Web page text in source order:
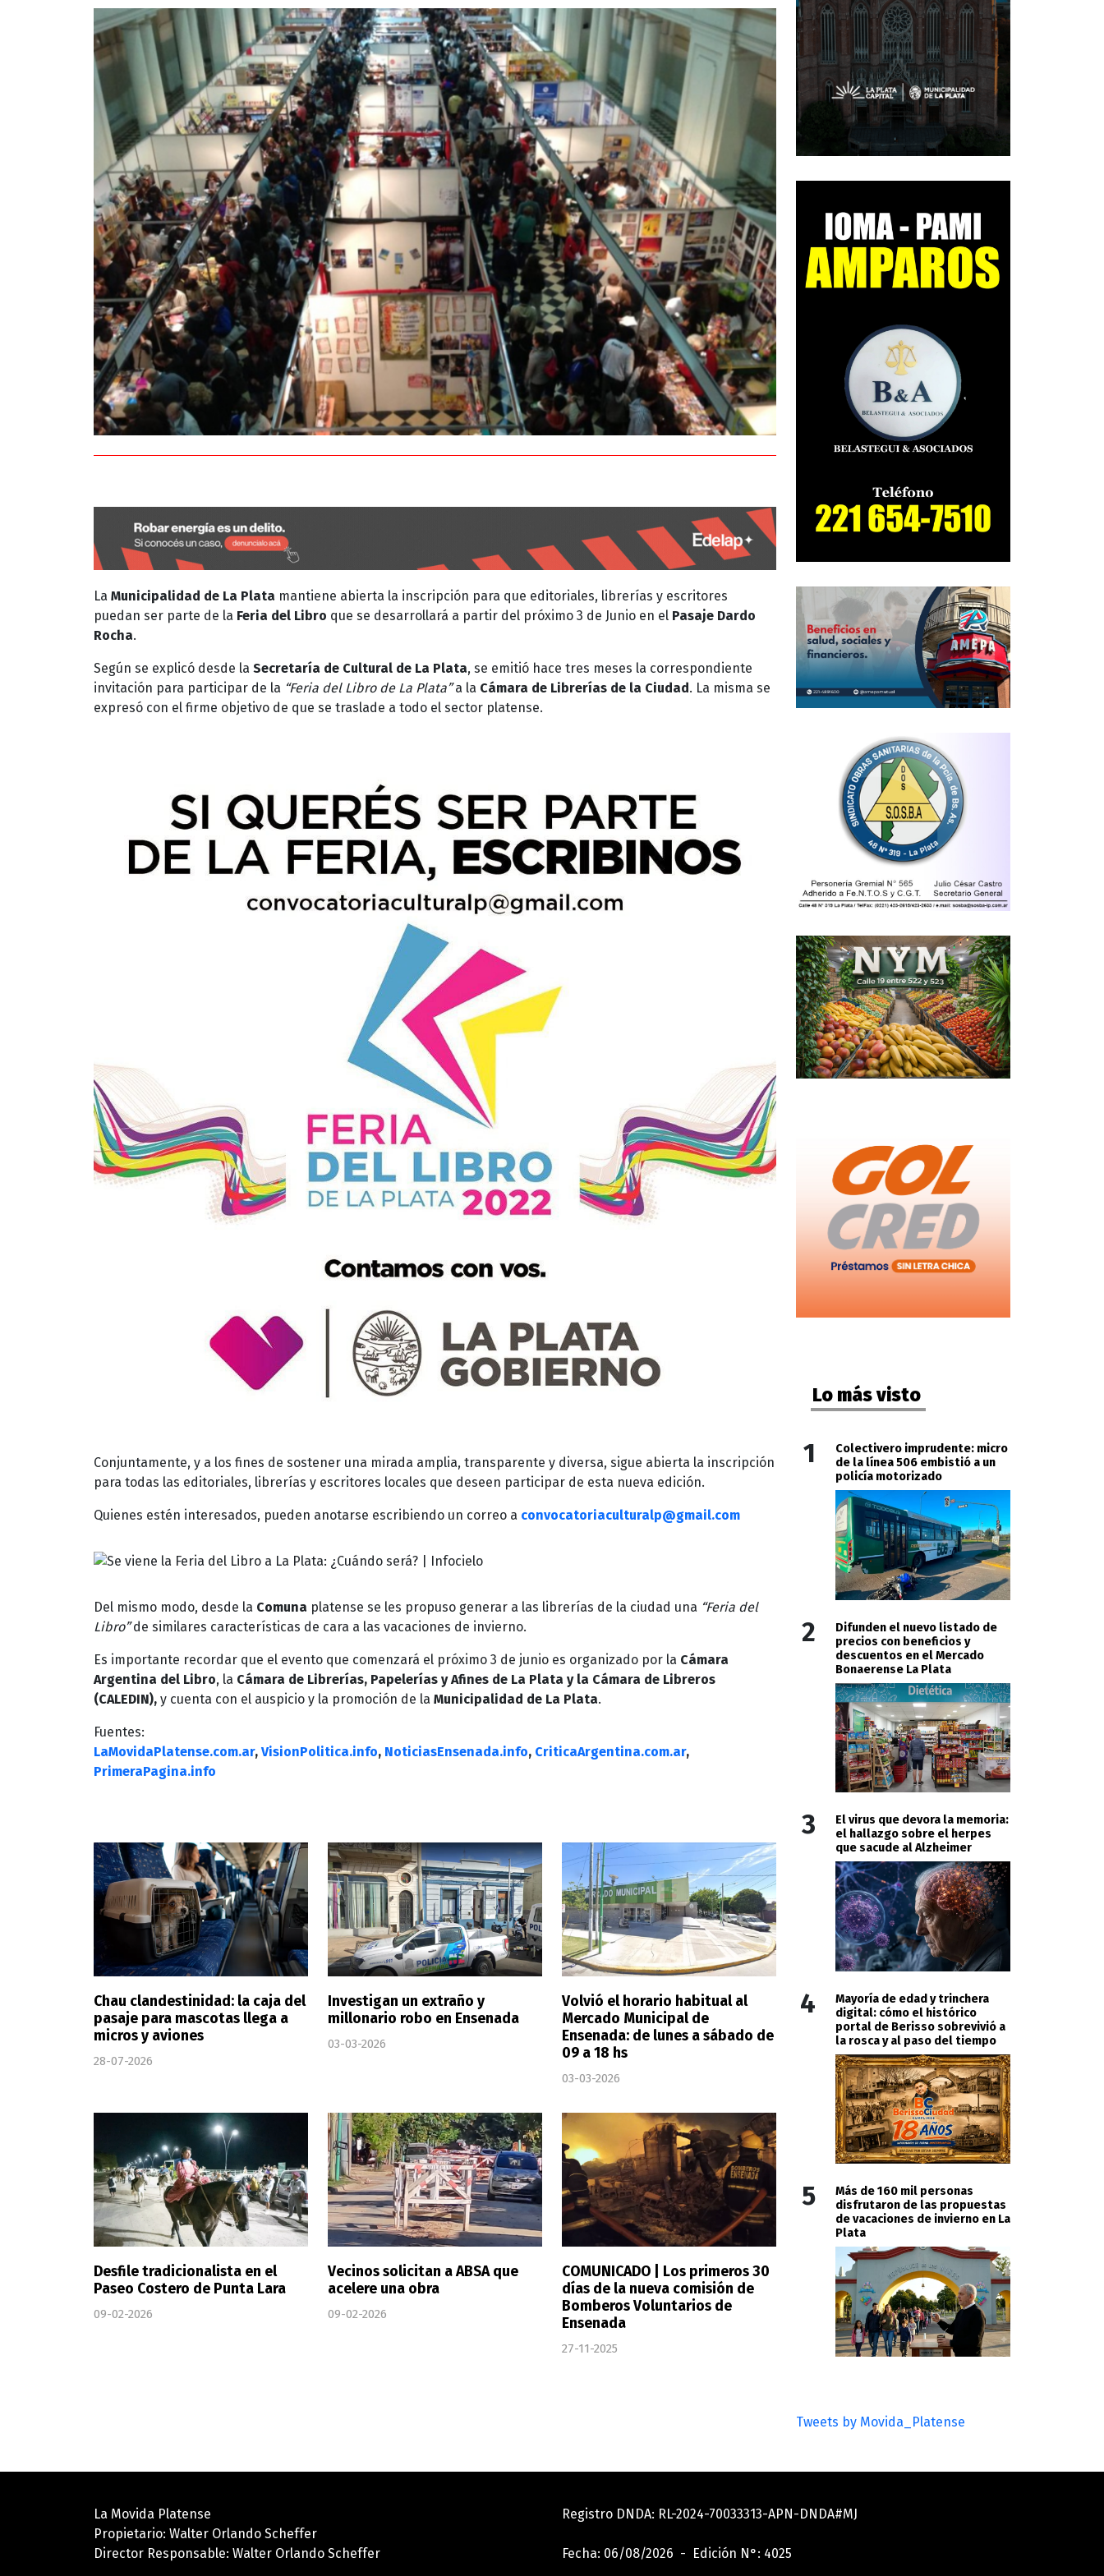
La Municipalidad de La Plata mantiene abierta la inscripción para que editoriales, librerías y escritores
puedan ser parte de la Feria del Libro que se desarrollará a partir del próximo 3 de Junio en el Pasaje Dardo
Rocha.
Según se explicó desde la Secretaría de Cultural de La Plata, se emitió hace tres meses la correspondiente
invitación para participar de la “Feria del Libro de La Plata”a la Cámara de Librerías de la Ciudad. La misma se
expresó con el firme objetivo de que se traslade a todo el sector platense.
Conjuntamente, y a los fines de sostener una mirada amplia, transparente y diversa, sigue abierta la inscripción
para todas las editoriales, librerías y escritores locales que deseen participar de esta nueva edición.
Quienes estén interesados, pueden anotarse escribiendo un correo a convocatoriaculturalp@gmail.com
Del mismo modo, desde la Comuna platense se les propuso generar a las librerías de la ciudad una “Feria del
Libro”de similares características de cara a las vacaciones de invierno.
Es importante recordar que el evento que comenzará el próximo 3 de junio es organizado por la Cámara
Argentina del Libro, la Cámara de Librerías, Papelerías y Afines de La Plata y la Cámara de Libreros
(CALEDIN), y cuenta con el auspicio y la promoción de la Municipalidad de La Plata.
Fuentes:
LaMovidaPlatense.com.ar, VisionPolitica.info, NoticiasEnsenada.info, CriticaArgentina.com.ar,
PrimeraPagina.info
Chau clandestinidad: la caja del
pasaje para mascotas llega a
micros y aviones
28-07-2026
Investigan un extraño y
millonario robo en Ensenada
03-03-2026
Volvió el horario habitual al
Mercado Municipal de
Ensenada: de lunes a sábado de
09 a 18 hs
03-03-2026
Desfile tradicionalista en el
Paseo Costero de Punta Lara
09-02-2026
Vecinos solicitan a ABSA que
acelere una obra
09-02-2026
COMUNICADO | Los primeros 30
días de la nueva comisión de
Bomberos Voluntarios de
Ensenada
27-11-2025
Lo más visto
1
Colectivero imprudente: micro
de la línea 506 embistió a un
policía motorizado
2
Difunden el nuevo listado de
precios con beneficios y
descuentos en el Mercado
Bonaerense La Plata
3
El virus que devora la memoria:
el hallazgo sobre el herpes
que sacude al Alzheimer
4
Mayoría de edad y trinchera
digital: cómo el histórico
portal de Berisso sobrevivió a
la rosca y al paso del tiempo
5
Más de 160 mil personas
disfrutaron de las propuestas
de vacaciones de invierno en La
Plata
Tweets by Movida_Platense
La Movida Platense
Propietario: Walter Orlando Scheffer
Director Responsable: Walter Orlando Scheffer
Registro DNDA: RL-2024-70033313-APN-DNDA#MJ
Fecha: 06/08/2026 - Edición N°: 4025